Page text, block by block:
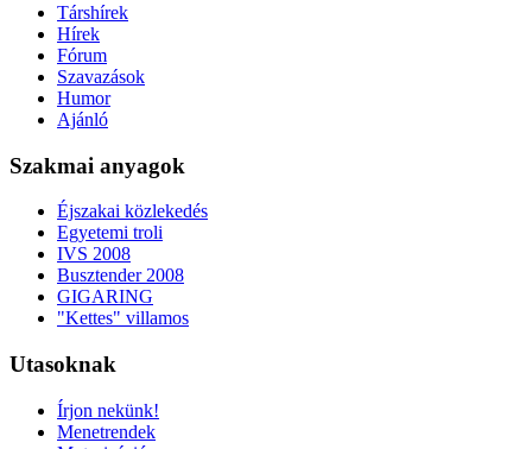
Társhírek
Hírek
Fórum
Szavazások
Humor
Ajánló
Szakmai anyagok
Éjszakai közlekedés
Egyetemi troli
IVS 2008
Busztender 2008
GIGARING
"Kettes" villamos
Utasoknak
Írjon nekünk!
Menetrendek